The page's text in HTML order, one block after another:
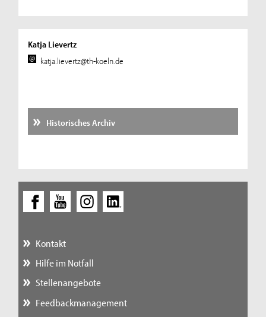
Katja Lievertz
katja.lievertz@th-koeln.de
Historisches Archiv
Kontakt
Hilfe im Notfall
Stellenangebote
Feedbackmanagement